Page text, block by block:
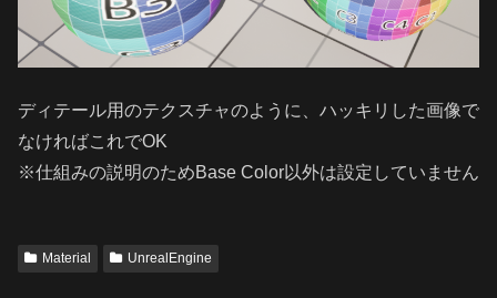
ディテール用のテクスチャのように、ハッキリした画像で
なければこれでOK
※仕組みの説明のためBase Color以外は設定していません
Material UnrealEngine